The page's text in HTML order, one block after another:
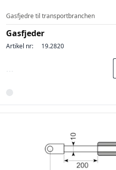
Gasfjedre til transportbranchen
Gasfjeder
Artikel nr: 19.2820
...